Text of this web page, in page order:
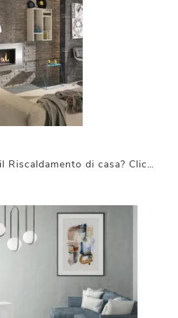
Non sai come ultimare il Riscaldamento di casa? Clicca e scopri i camini a bioetanolo in stile moderno come il modello Winter J di Stones.